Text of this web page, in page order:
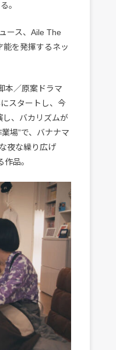
。
ース、Aile The
を発揮するネッ
本／原案ドラマ
スタートし、今
し、バカリズムが
場”で、バナナマ
夜な繰り広げ
品。